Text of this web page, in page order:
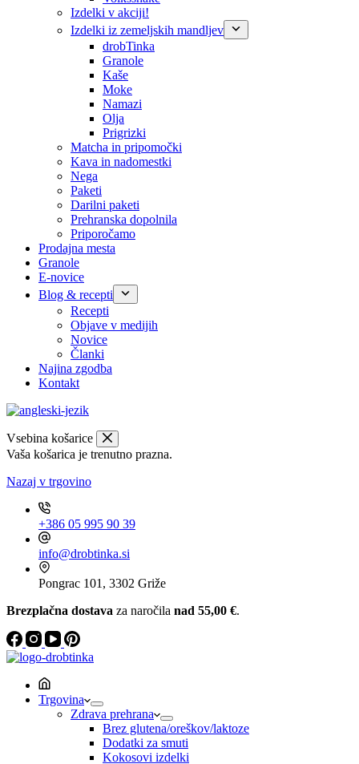
Izdelki v akciji!
Izdelki iz zemeljskih mandljev
drobTinka
Granole
Kaše
Moke
Namazi
Olja
Prigrizki
Matcha in pripomočki
Kava in nadomestki
Nega
Paketi
Darilni paketi
Prehranska dopolnila
Priporočamo
Prodajna mesta
Granole
E-novice
Blog & recepti
Recepti
Objave v medijih
Novice
Članki
Najina zgodba
Kontakt
Vsebina košarice
Vaša košarica je trenutno prazna.
Nazaj v trgovino
+386 05 995 90 39
info@drobtinka.si
Pongrac 101, 3302 Griže
Brezplačna dostava za naročila nad 55,00 €.
Trgovina
Zdrava prehrana
Brez glutena/oreškov/laktoze
Dodatki za smuti
Kokosovi izdelki